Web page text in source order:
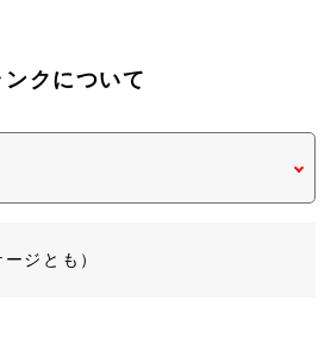
ンクについて
ジとも）